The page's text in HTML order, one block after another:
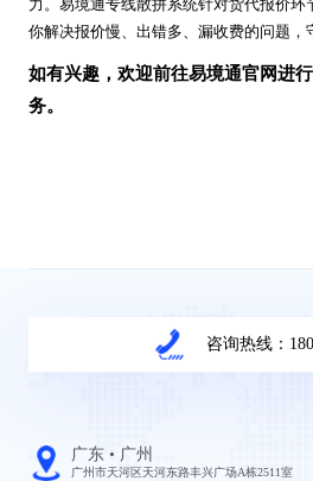
力。易境通专线散拼系统针对货代报价
你解决报价慢、出错多、漏收费的问题，
如有兴趣，欢迎前往易境通官网进
务。
咨询热线：
广东 • 广州
广州市天河区天河东路丰兴广场A栋2511室